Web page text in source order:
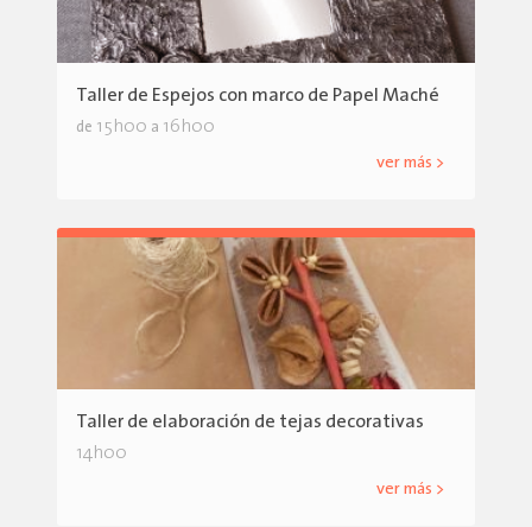
Taller de Espejos con marco de Papel Maché
de 15h00 a 16h00
ver más >
Taller de elaboración de tejas decorativas
14h00
ver más >